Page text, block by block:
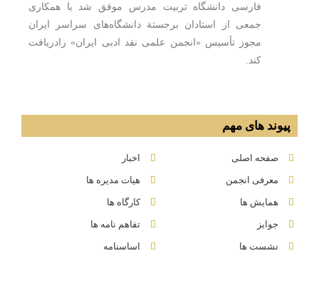
فارسی دانشگاه تربیت مدرس موفق شد با همكاری
جمعی از استادان برجستة دانشگاه‌های سراسر ایران
مجوز تأسیس «انجمن علمی نقد ادبی ایران» رادریافت
كند.
پیوند های مهم
صفحه اصلی
معرفی انجمن
همایش ها
جوایز
نشست ها
اخبار
هیات مدیره ها
کارگاه ها
تفاهم نامه ها
اساسنامه